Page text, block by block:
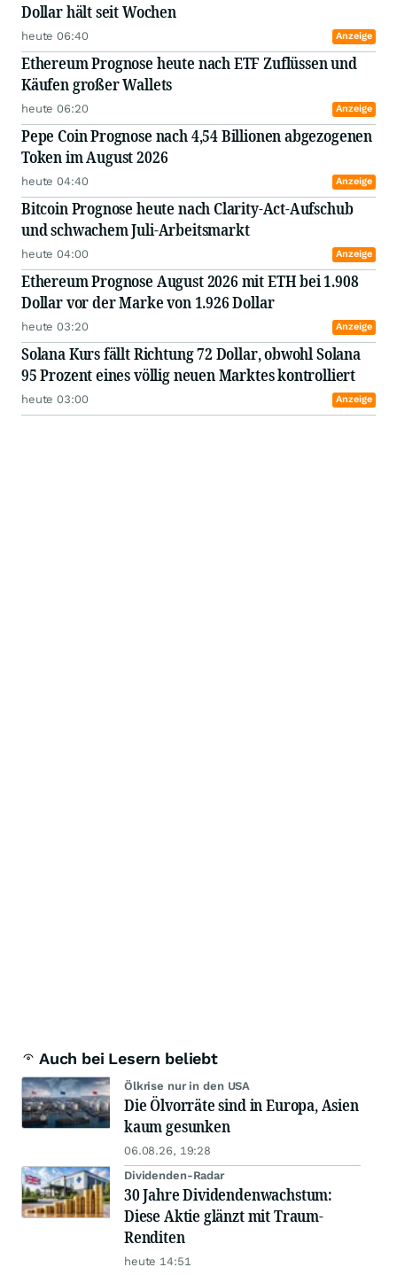
Dollar hält seit Wochen
heute 06:40 Anzeige
Ethereum Prognose heute nach ETF Zuflüssen und
Käufen großer Wallets
heute 06:20 Anzeige
Pepe Coin Prognose nach 4,54 Billionen abgezogenen
Token im August 2026
heute 04:40 Anzeige
Bitcoin Prognose heute nach Clarity-Act-Aufschub
und schwachem Juli-Arbeitsmarkt
heute 04:00 Anzeige
Ethereum Prognose August 2026 mit ETH bei 1.908
Dollar vor der Marke von 1.926 Dollar
heute 03:20 Anzeige
Solana Kurs fällt Richtung 72 Dollar, obwohl Solana
95 Prozent eines völlig neuen Marktes kontrolliert
heute 03:00 Anzeige
Auch bei Lesern beliebt
Ölkrise nur in den USA
Die Ölvorräte sind in Europa, Asien
kaum gesunken
06.08.26, 19:28
Dividenden-Radar
30 Jahre Dividendenwachstum:
Diese Aktie glänzt mit Traum-
Renditen
heute 14:51